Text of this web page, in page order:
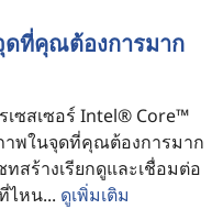
ดที่คุณต้องการมาก
ซสเซอร์ Intel® Core™
าพในจุดที่คุณต้องการมาก
สร้างเรียกดูและเชื่อมต่อ
ไหน... ดูเพิ่มเติม